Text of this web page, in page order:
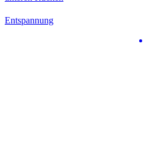
Entspannung